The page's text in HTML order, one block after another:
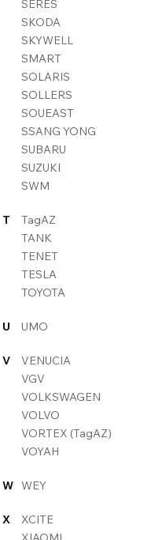
SERES
SKODA
SKYWELL
SMART
SOLARIS
SOLLERS
SOUEAST
SSANG YONG
SUBARU
SUZUKI
SWM
T
TagAZ
TANK
TENET
TESLA
TOYOTA
U UMO
V
VENUCIA
VGV
VOLKSWAGEN
VOLVO
VORTEX (TagAZ)
VOYAH
W WEY
X
XCITE